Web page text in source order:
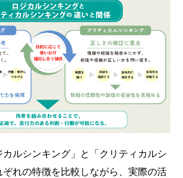
カルシンキング」と「クリティカルシ
ぞれの特徴を比較しながら、実際の活